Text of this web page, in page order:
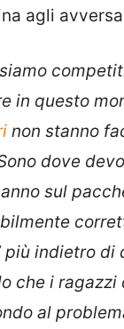
agli
in questo
non stanno
dove
sul
più indietro di
che i ragazzi
al